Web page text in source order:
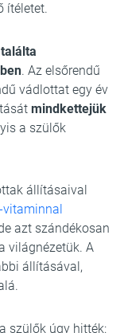
ítéletet.
. Az elsőrendű
vádlottat egy év
mindkettejük
a szülők
állításaival
vitaminnal
azt szándékosan
világnézetük. A
állításával,
szülők úgy hitték: